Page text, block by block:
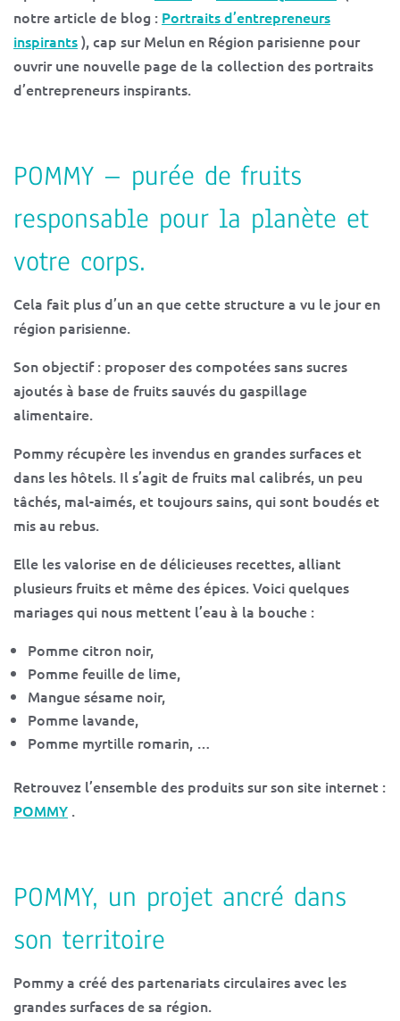
notre article de blog : Portraits d’entrepreneurs
inspirants), cap sur Melun en Région parisienne pour
ouvrir une nouvelle page de la collection des portraits
d’entrepreneurs inspirants.
POMMY – purée de fruits
responsable pour la planète et
votre corps.
Cela fait plus d’un an que cette structure a vu le jour en
région parisienne.
Son objectif : proposer des compotées sans sucres
ajoutés à base de fruits sauvés du gaspillage
alimentaire.
Pommy récupère les invendus en grandes surfaces et
dans les hôtels. Il s’agit de fruits mal calibrés, un peu
tâchés, mal-aimés, et toujours sains, qui sont boudés et
mis au rebus.
Elle les valorise en de délicieuses recettes, alliant
plusieurs fruits et même des épices. Voici quelques
mariages qui nous mettent l’eau à la bouche :
Pomme citron noir,
Pomme feuille de lime,
Mangue sésame noir,
Pomme lavande,
Pomme myrtille romarin, …
Retrouvez l’ensemble des produits sur son site internet :
POMMY .
POMMY, un projet ancré dans
son territoire
Pommy a créé des partenariats circulaires avec les
grandes surfaces de sa région.